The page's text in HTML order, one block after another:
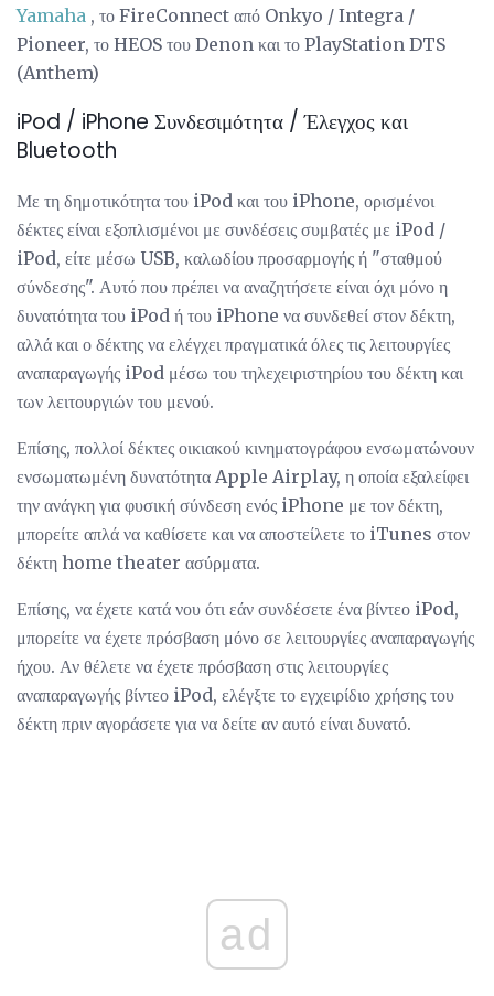
Yamaha , το FireConnect από Onkyo / Integra /
Pioneer, το HEOS του Denon και το PlayStation DTS
(Anthem)
iPod / iPhone Συνδεσιμότητα / Έλεγχος και
Bluetooth
Με τη δημοτικότητα του iPod και του iPhone, ορισμένοι
δέκτες είναι εξοπλισμένοι με συνδέσεις συμβατές με iPod /
iPod, είτε μέσω USB, καλωδίου προσαρμογής ή "σταθμού
σύνδεσης". Αυτό που πρέπει να αναζητήσετε είναι όχι μόνο η
δυνατότητα του iPod ή του iPhone να συνδεθεί στον δέκτη,
αλλά και ο δέκτης να ελέγχει πραγματικά όλες τις λειτουργίες
αναπαραγωγής iPod μέσω του τηλεχειριστηρίου του δέκτη και
των λειτουργιών του μενού.
Επίσης, πολλοί δέκτες οικιακού κινηματογράφου ενσωματώνουν
ενσωματωμένη δυνατότητα Apple Airplay, η οποία εξαλείφει
την ανάγκη για φυσική σύνδεση ενός iPhone με τον δέκτη,
μπορείτε απλά να καθίσετε και να αποστείλετε το iTunes στον
δέκτη home theater ασύρματα.
Επίσης, να έχετε κατά νου ότι εάν συνδέσετε ένα βίντεο iPod,
μπορείτε να έχετε πρόσβαση μόνο σε λειτουργίες αναπαραγωγής
ήχου. Αν θέλετε να έχετε πρόσβαση στις λειτουργίες
αναπαραγωγής βίντεο iPod, ελέγξτε το εγχειρίδιο χρήσης του
δέκτη πριν αγοράσετε για να δείτε αν αυτό είναι δυνατό.
ad